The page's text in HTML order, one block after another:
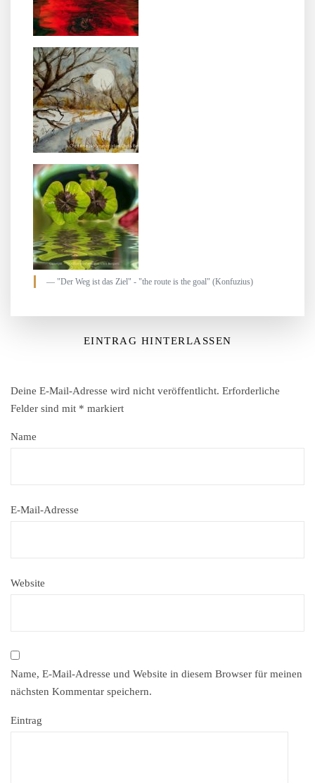
"Der Weg ist das Ziel" - "the route is the goal" (Konfuzius)
EINTRAG HINTERLASSEN
Deine E-Mail-Adresse wird nicht veröffentlicht. Erforderliche
Felder sind mit * markiert
Name
E-Mail-Adresse
Website
Name, E-Mail-Adresse und Website in diesem Browser für meinen
nächsten Kommentar speichern.
Eintrag